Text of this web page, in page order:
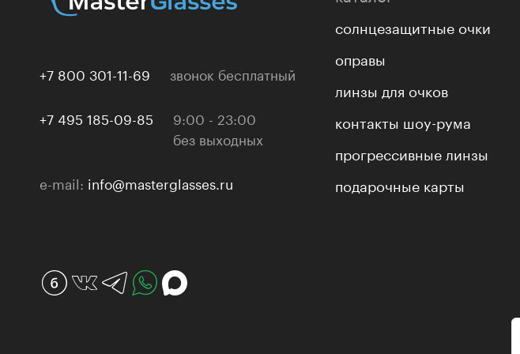
+7 800 301-11-69 звонок бесплатный
+7 495 185-09-85
9:00 - 23:00
без выходных
e-mail: info@masterglasses.ru
солнцезащитные очки
оправы
линзы для очков
контакты шоу-рума
прогрессивные линзы
подарочные карты